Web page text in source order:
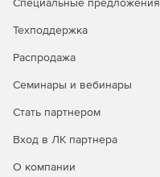
Техподдержка
Распродажа
Семинары и вебинары
Стать партнером
Вход в ЛК партнера
О компании